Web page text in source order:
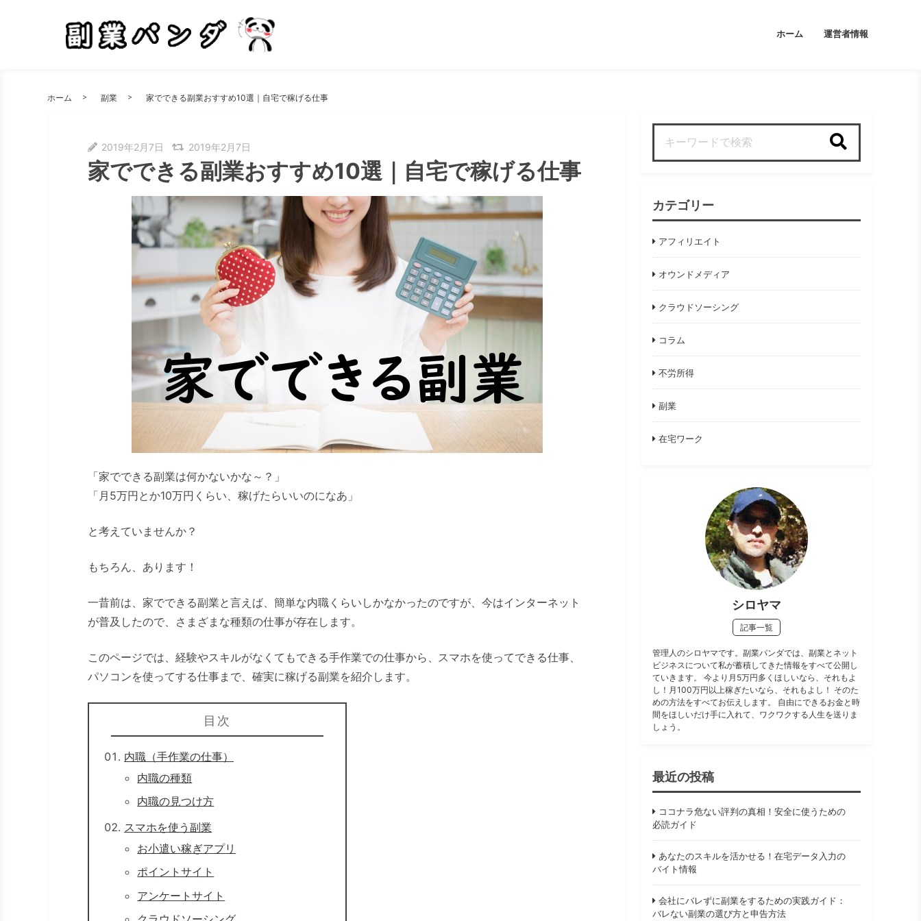
ホーム 運営者情報
ホーム 副業 家でできる副業おすすめ10選｜自宅で稼げる仕事
2019年2月7日 2019年2月7日
家でできる副業おすすめ10選｜自宅で稼げる仕事
「家でできる副業は何かないかな～？」
「月5万円とか10万円くらい、稼げたらいいのになあ」
と考えていませんか？
もちろん、あります！
一昔前は、家でできる副業と言えば、簡単な内職くらいしかなかったのですが、今はインターネット
が普及したので、さまざまな種類の仕事が存在します。
このページでは、経験やスキルがなくてもできる手作業での仕事から、スマホを使ってできる仕事、
パソコンを使ってする仕事まで、確実に稼げる副業を紹介します。
目次
内職（手作業の仕事）
内職の種類
内職の見つけ方
スマホを使う副業
お小遣い稼ぎアプリ
ポイントサイト
アンケートサイト
カテゴリー
アフィリエイト
オウンドメディア
クラウドソーシング
コラム
不労所得
副業
在宅ワーク
シロヤマ
記事一覧
管理人のシロヤマです。副業パンダでは、副業とネット
ビジネスについて私が蓄積してきた情報をすべて公開し
ていきます。 今より月5万円多くほしいなら、それもよ
し！月100万円以上稼ぎたいなら、それもよし！ そのた
めの方法をすべてお伝えします。 自由にできるお金と時
間をほしいだけ手に入れて、ワクワクする人生を送りま
しょう。
最近の投稿
ココナラ危ない評判の真相！安全に使うための
必読ガイド
あなたのスキルを活かせる！在宅データ入力の
バイト情報
会社にバレずに副業をするための実践ガイド：
バレない副業の選び方と申告方法